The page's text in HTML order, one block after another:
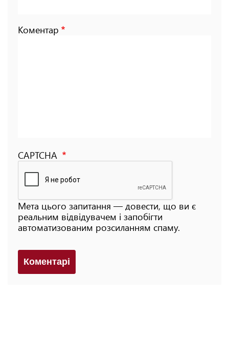
Коментар
CAPTCHA
Мета цього запитання — довести, що ви є
реальним відвідувачем і запобігти
автоматизованим розсиланням спаму.
Коментарi